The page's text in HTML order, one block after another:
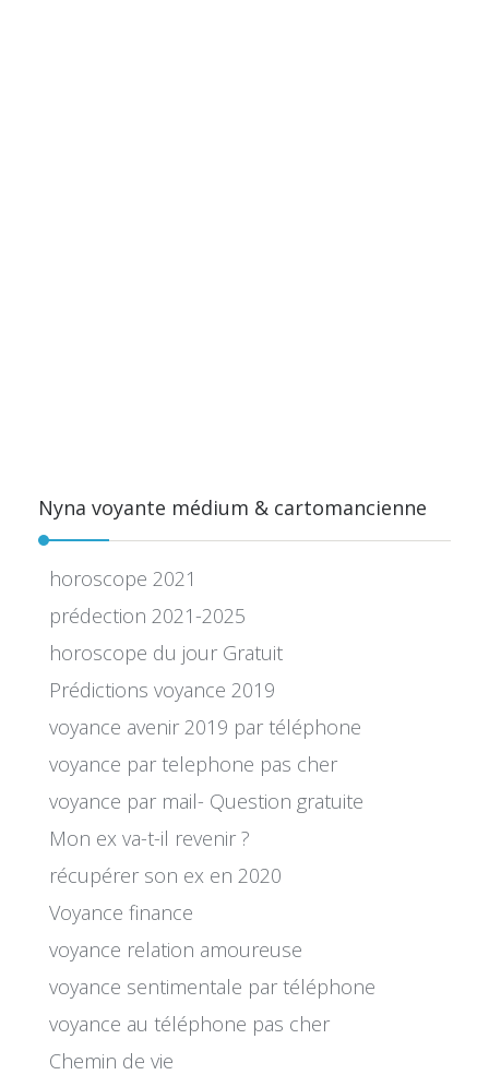
Nyna voyante médium & cartomancienne
horoscope 2021
prédection 2021-2025
horoscope du jour Gratuit
Prédictions voyance 2019
voyance avenir 2019 par téléphone
voyance par telephone pas cher
voyance par mail- Question gratuite
Mon ex va-t-il revenir ?
récupérer son ex en 2020
Voyance finance
voyance relation amoureuse
voyance sentimentale par téléphone
voyance au téléphone pas cher
Chemin de vie